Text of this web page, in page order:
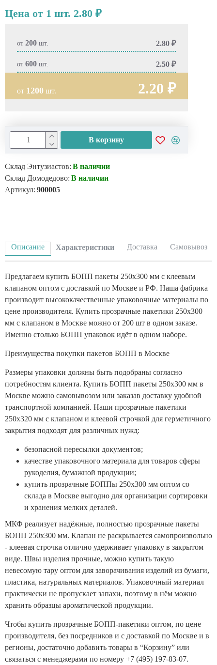
Склад Энтузиастов: В наличии
Склад Домодедово: В наличии
Артикул: 900005
Цена от 1 шт. 2.80 ₽
от 200 шт. 2.80 ₽
от 600 шт. 2.50 ₽
от 1200 шт. 2.20 ₽
В корзину
Описание Характеристики Доставка Самовывоз
Предлагаем купить БОПП пакеты 250x300 мм с клеевым
клапаном оптом с доставкой по Москве и РФ. Наша фабрика
производит высококачественные упаковочные материалы по
цене производителя. Купить прозрачные пакетики 250x300
мм с клапаном в Москве можно от 200 шт в одном заказе.
Именно столько БОПП упаковок идёт в одном наборе.
Преимущества покупки пакетов БОПП в Москве
Размеры упаковки должны быть подобраны согласно
потребностям клиента. Купить БОПП пакеты 250x300 мм в
Москве можно самовывозом или заказав доставку удобной
транспортной компанией. Наши прозрачные пакетики
250x320 мм с клапаном и клеевой строчкой для герметичного
закрытия подходят для различных нужд:
безопасной пересылки документов;
качестве упаковочного материала для товаров сферы
рукоделия, бумажной продукции;
купить прозрачные БОППы 250x300 мм оптом со
склада в Москве выгодно для организации сортировки
и хранения мелких деталей.
МКФ реализует надёжные, полностью прозрачные пакеты
БОПП 250x300 мм. Клапан не раскрывается самопроизвольно
- клеевая строчка отлично удерживает упаковку в закрытом
виде. Швы изделия прочные, можно купить такую
невесомую тару оптом для заворачивания изделий из бумаги,
пластика, натуральных материалов. Упаковочный материал
практически не пропускает запахи, поэтому в нём можно
хранить образцы ароматической продукции.
Чтобы купить прозрачные БОПП-пакетики оптом, по цене
производителя, без посредников и с доставкой по Москве и в
регионы, достаточно добавить товары в “Корзину” или
связаться с менеджерами по номеру +7 (495) 197-83-07.